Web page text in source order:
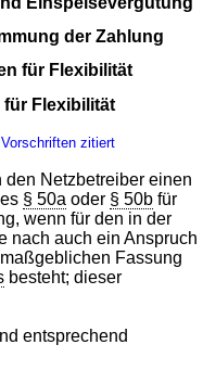
der Zahlung
für Flexibilität
Flexibilität
zitiert
Netzbetreiber einen
§ 50a oder § 50b für
wenn für den in der
nach auch ein Anspruch
Fassung
besteht; dieser
entsprechend